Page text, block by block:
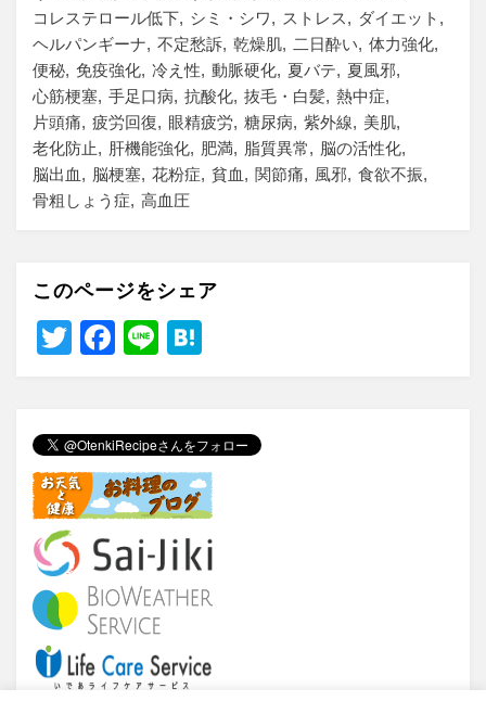
コレステロール低下
シミ・シワ ストレス
ダイエット
ヘルパンギーナ
不定愁訴 乾燥肌 二日酔い
体力強化
便秘 免疫強化 冷え性 動脈硬化 夏バテ
夏風邪
心筋梗塞 手足口病 抗酸化 抜毛・白髪 熱中症
片頭痛
疲労回復 眼精疲労 糖尿病 紫外線
美肌
老化防止
肝機能強化 肥満 脂質異常
脳の活性化
脳出血
脳梗塞 花粉症 貧血 関節痛 風邪 食欲不振
骨粗しょう症
高血圧
このページをシェア
T
er
F
e
b
o
o
k
Li
n
a